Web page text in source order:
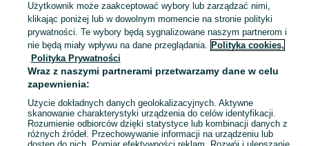
Szeroki wybór marynarek damskich Milicz ▶️ Różne materiały i kolory ✅ Nowe i używane w atrakcyjnych cenach ✌ Sprawdź oferty na OLX.pl! Zobacz
Mapa kategorii
Mapa miejscowości
Mapa ministron
Popularne wyszukiwania
Użytkownik może zaakceptować wybory lub zarządzać nimi,
klikając poniżej lub w dowolnym momencie na stronie polityki
prywatności. Te wybory będą sygnalizowane naszym partnerom i
nie będą miały wpływu na dane przeglądania. Polityka cookies,
Polityka Prywatności
Wraz z naszymi partnerami przetwarzamy dane w celu
zapewnienia:
Użycie dokładnych danych geolokalizacyjnych. Aktywne
skanowanie charakterystyki urządzenia do celów identyfikacji.
Rozumienie odbiorców dzięki statystyce lub kombinacji danych z
różnych źródeł. Przechowywanie informacji na urządzeniu lub